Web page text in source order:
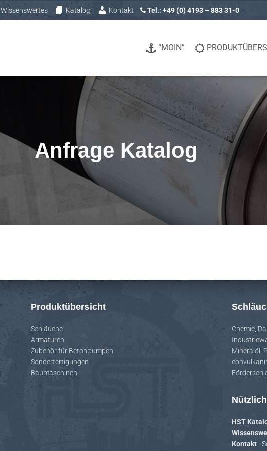
Wissenswertes Katalog Kontakt Tel.: +49 (0) 4193 – 883 31-0
“MOIN”
Anfrage Katalog
Produktübersicht
Schläuche
Armaturen
Zubehör für Betonpumpen
Sonderfertigungen
Baumaschinen
Chemie
Mineralöl
HST
Kontakt-